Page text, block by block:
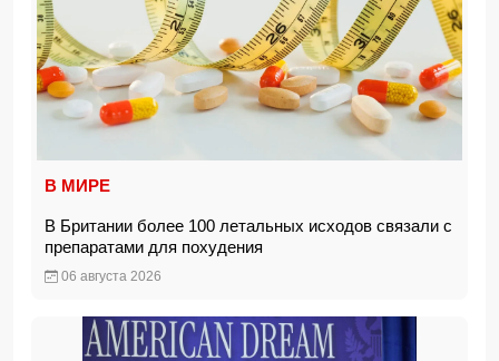
В МИРЕ
В Британии более 100 летальных исходов связали с
препаратами для похудения
06 августа 2026